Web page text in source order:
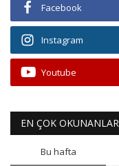
Facebook
Instagram
Youtube
EN ÇOK OKUNANLAR
Bu hafta